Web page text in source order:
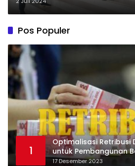
Dunia Pendidikan di
Pos Populer
1
Optimalisasi Retribusi
untuk Pembangunan
17 Desember 2023